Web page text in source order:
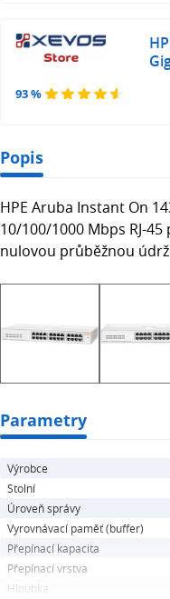
93 %
Popis
HPE Aruba Instant On
10/100/1000 Mbps RJ-
nulovou průběžnou
Parametry
Výrobce
Stolní
Úroveň správy
Vyrovnávací paměť (buffer)
Přepínací kapacita
Přepínací vrstva
Hloubka